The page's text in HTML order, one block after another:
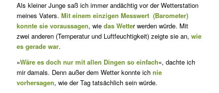
Als kleiner Junge saß ich immer andächtig vor der Wetterstation
mei­nes Vaters. Mit einem einzigen Messwert (Barometer)
konnte sie voraussagen, wie das Wetter werden würde. Mit
zwei anderen (Tem­peratur und Luftfeuchtigkeit) zeigte sie an, wie
es gerade war.
»Wäre es doch nur mit allen Dingen so einfach«, dachte ich
mir damals. Denn außer dem Wetter konnte ich nie
vorhersagen, wie der Tag tatsächlich sein würde.